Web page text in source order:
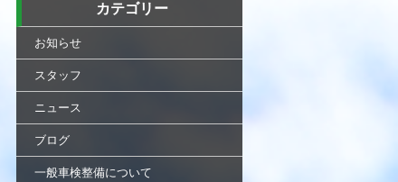
カテゴリー
お知らせ
スタッフ
ニュース
ブログ
一般車検整備について